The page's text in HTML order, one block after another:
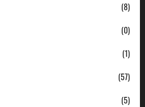
(8)
(0)
(1)
(57)
(5)